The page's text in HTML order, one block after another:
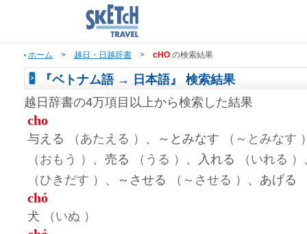
ホーム > 越日・日越辞書 > cHO の検索結果
『ベトナム語 → 日本語』 検索結果
越日辞書の4万項目以上から検索した結果
cho
与える （あたえる ） 、～とみなす （～とみなす
（おもう ） 、売る （うる ） 、入れる （いれる ）
（ひきだす ） 、～させる （～させる ） 、あげる
chó
犬 （いぬ ）